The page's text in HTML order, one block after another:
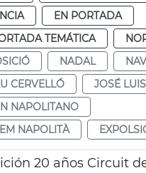
EN PORTADA
TEMÁTICA
NADAL
CERVELLÓ
JOSÉ
NAPOLITANO
NAPOLITÀ